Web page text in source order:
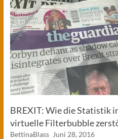
BREXIT: Wie die Statistik
virtuelle Filterbubble
BettinaBlass Juni 28, 2016